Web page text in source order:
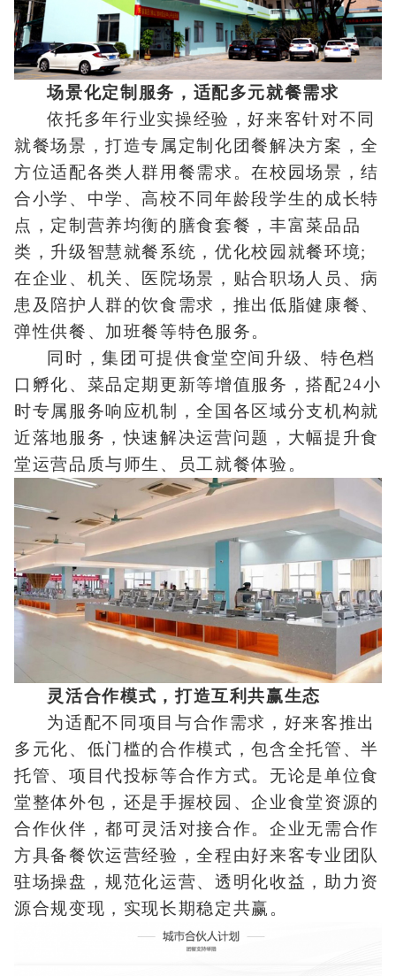
场景化定制服务，适配多元就餐需求
依托多年行业实操经验，好来客针对不同
就餐场景，打造专属定制化团餐解决方案，全
方位适配各类人群用餐需求。在校园场景，结
合小学、中学、高校不同年龄段学生的成长特
点，定制营养均衡的膳食套餐，丰富菜品品
类，升级智慧就餐系统，优化校园就餐环境;
在企业、机关、医院场景，贴合职场人员、病
患及陪护人群的饮食需求，推出低脂健康餐、
弹性供餐、加班餐等特色服务。
同时，集团可提供食堂空间升级、特色档
口孵化、菜品定期更新等增值服务，搭配24小
时专属服务响应机制，全国各区域分支机构就
近落地服务，快速解决运营问题，大幅提升食
堂运营品质与师生、员工就餐体验。
灵活合作模式，打造互利共赢生态
为适配不同项目与合作需求，好来客推出
多元化、低门槛的合作模式，包含全托管、半
托管、项目代投标等合作方式。无论是单位食
堂整体外包，还是手握校园、企业食堂资源的
合作伙伴，都可灵活对接合作。企业无需合作
方具备餐饮运营经验，全程由好来客专业团队
驻场操盘，规范化运营、透明化收益，助力资
源合规变现，实现长期稳定共赢。